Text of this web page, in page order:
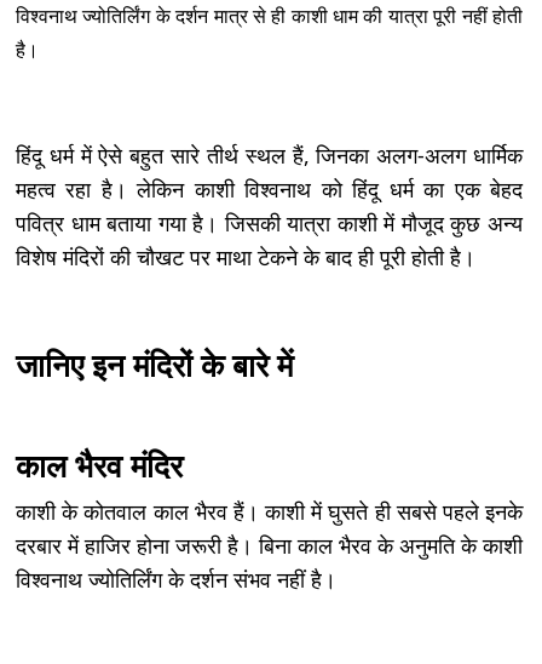
विश्वनाथ ज्योतिर्लिंग के दर्शन मात्र से ही काशी धाम की यात्रा पूरी नहीं होती
है।
हिंदू धर्म में ऐसे बहुत सारे तीर्थ स्थल हैं, जिनका अलग-अलग धार्मिक
महत्व रहा है। लेकिन काशी विश्वनाथ को हिंदू धर्म का एक बेहद
पवित्र धाम बताया गया है। जिसकी यात्रा काशी में मौजूद कुछ अन्य
विशेष मंदिरों की चौखट पर माथा टेकने के बाद ही पूरी होती है।
जानिए इन मंदिरों के बारे में
काल भैरव मंदिर
काशी के कोतवाल काल भैरव हैं। काशी में घुसते ही सबसे पहले इनके
दरबार में हाजिर होना जरूरी है। बिना काल भैरव के अनुमति के काशी
विश्वनाथ ज्योतिर्लिंग के दर्शन संभव नहीं है।